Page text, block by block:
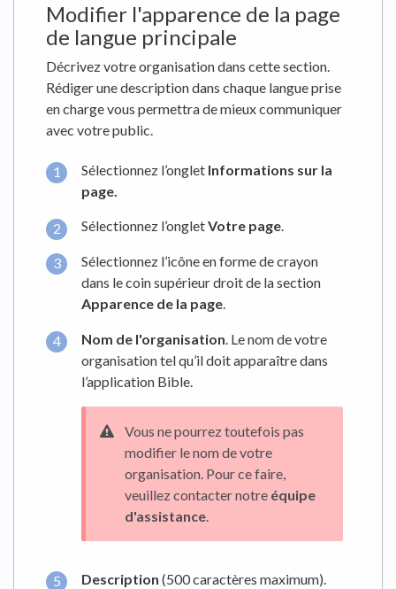
Modifier l'apparence de la page
de langue principale
Décrivez votre organisation dans cette section.
Rédiger une description dans chaque langue prise
en charge vous permettra de mieux communiquer
avec votre public.
Sélectionnez l’onglet Informations sur la
page.
Sélectionnez l’ongletVotre page.
Sélectionnez l’icône en forme de crayon
dans le coin supérieur droit de la section
Apparence de la page.
Nom de l'organisation . Le nom de votre
organisation tel qu’il doit apparaître dans
l’application Bible.
Vous ne pourrez toutefois pas
modifier le nom de votre
organisation. Pour ce faire,
veuillez contacter notre équipe
d'assistance
Description (500 caractères maximum).